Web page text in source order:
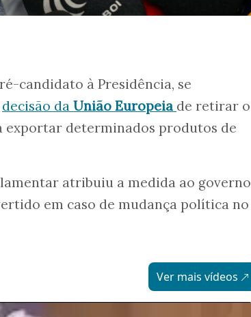
candidato à Presidência, se
decisão da União Europeia de retirar o
exportar determinados produtos de
atribuiu a medida ao governo
em caso de mudança política no
Ver mais vídeos